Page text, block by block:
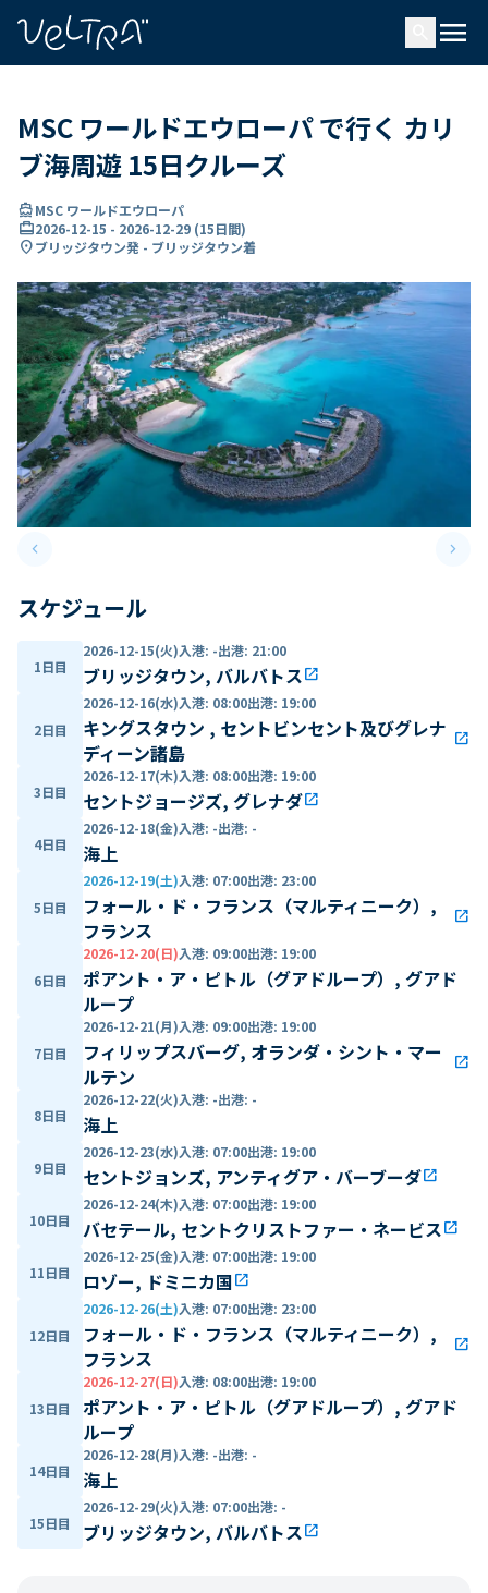
menu
MSC ワールドエウローパ で行く カリ
ブ海周遊 15日クルーズ
directions_boatMSC ワールドエウローパ
card_travel2026-12-15 - 2026-12-29 (15日間)
location_onブリッジタウン発 - ブリッジタウン着
keyboard_arrow_leftPrevious slide keyboard_arrow_right
スケジュール
1日目
2026-12-15(火)入港: -出港: 21:00
ブリッジタウン, バルバトスopen_in_new
2日目
2026-12-16(水)入港: 08:00出港: 19:00
キングスタウン , セントビンセント及びグレナ
ディーン諸島
open_in_new
3日目
2026-12-17(木)入港: 08:00出港: 19:00
セントジョージズ, グレナダopen_in_new
4日目
2026-12-18(金)入港: -出港: -
海上
5日目
2026-12-19(土)入港: 07:00出港: 23:00
フォール・ド・フランス（マルティニーク）,
フランス
open_in_new
6日目
2026-12-20(日)入港: 09:00出港: 19:00
ポアント・ア・ピトル（グアドループ）, グアド
ループ
7日目
2026-12-21(月)入港: 09:00出港: 19:00
フィリップスバーグ, オランダ・シント・マー
ルテン
open_in_new
8日目
2026-12-22(火)入港: -出港: -
海上
9日目
2026-12-23(水)入港: 07:00出港: 19:00
セントジョンズ, アンティグア・バーブーダopen_in_new
10日目
2026-12-24(木)入港: 07:00出港: 19:00
バセテール, セントクリストファー・ネービスopen_in_new
11日目
2026-12-25(金)入港: 07:00出港: 19:00
ロゾー, ドミニカ国open_in_new
12日目
2026-12-26(土)入港: 07:00出港: 23:00
フォール・ド・フランス（マルティニーク）,
フランス
open_in_new
13日目
2026-12-27(日)入港: 08:00出港: 19:00
ポアント・ア・ピトル（グアドループ）, グアド
ループ
14日目
2026-12-28(月)入港: -出港: -
海上
15日目
2026-12-29(火)入港: 07:00出港: -
ブリッジタウン, バルバトスopen_in_new